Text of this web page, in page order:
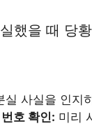
했을 때 당
실 사실을 인지
호 확인: 미리